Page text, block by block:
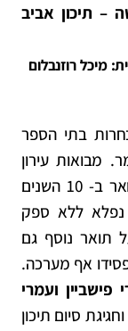
– תיכון אביב
שופטת ראשית: מיכל רוזנבלום
בתי הספר
מבואות עירון
מנשה, מגיעה לגמר עם שש זכיות בתואר ב- 10 השנים
נפלא ללא ספק
תואר נוסף גם
אף מערכה.
פישביין ועמרי
סיום תיכון